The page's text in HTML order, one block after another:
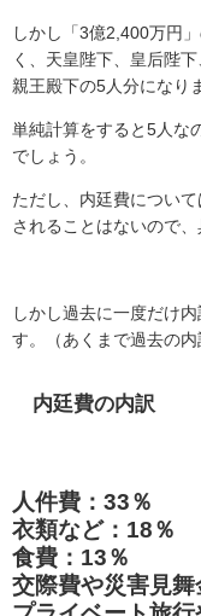
しかし「 3億2,400万円
く、天皇陛下、皇后陛
親王殿下の5 人分になり
単純計算をすると 5 人な
でしょう。
ただし、内廷費につい
されることはないので
しかし過去に一度だけ
す。（あくまで過去の内
内廷費の内訳
人件費：33％
衣類など：18％
食費：13％
交際費や災害見舞